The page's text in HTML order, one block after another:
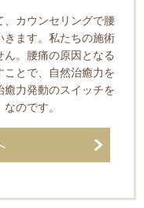
、カウンセリングで腰
きます。私たちの施術
。腰痛の原因となる
とで、自然治癒力を
力発動のスイッチを
のです。